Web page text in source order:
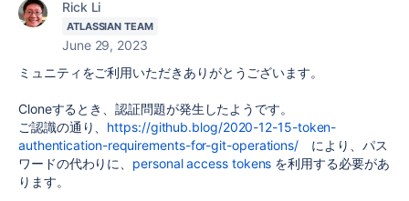
Rick Li
ATLASSIAN TEAM
June 29, 2023
ミュニティをご利用いただきありがとうございます。
Cloneするとき、認証問題が発生したようです。
ご認識の通り、 https://github.blog/2020-12-15-token-
authentication-requirements-for-git-operations/ により、パス
ワードの代わりに、 personal access tokens を利用する必要があ
ります。